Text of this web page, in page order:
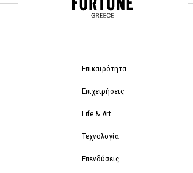
Επικαιρότητα
Επιχειρήσεις
Life & Art
Τεχνολογία
Επενδύσεις